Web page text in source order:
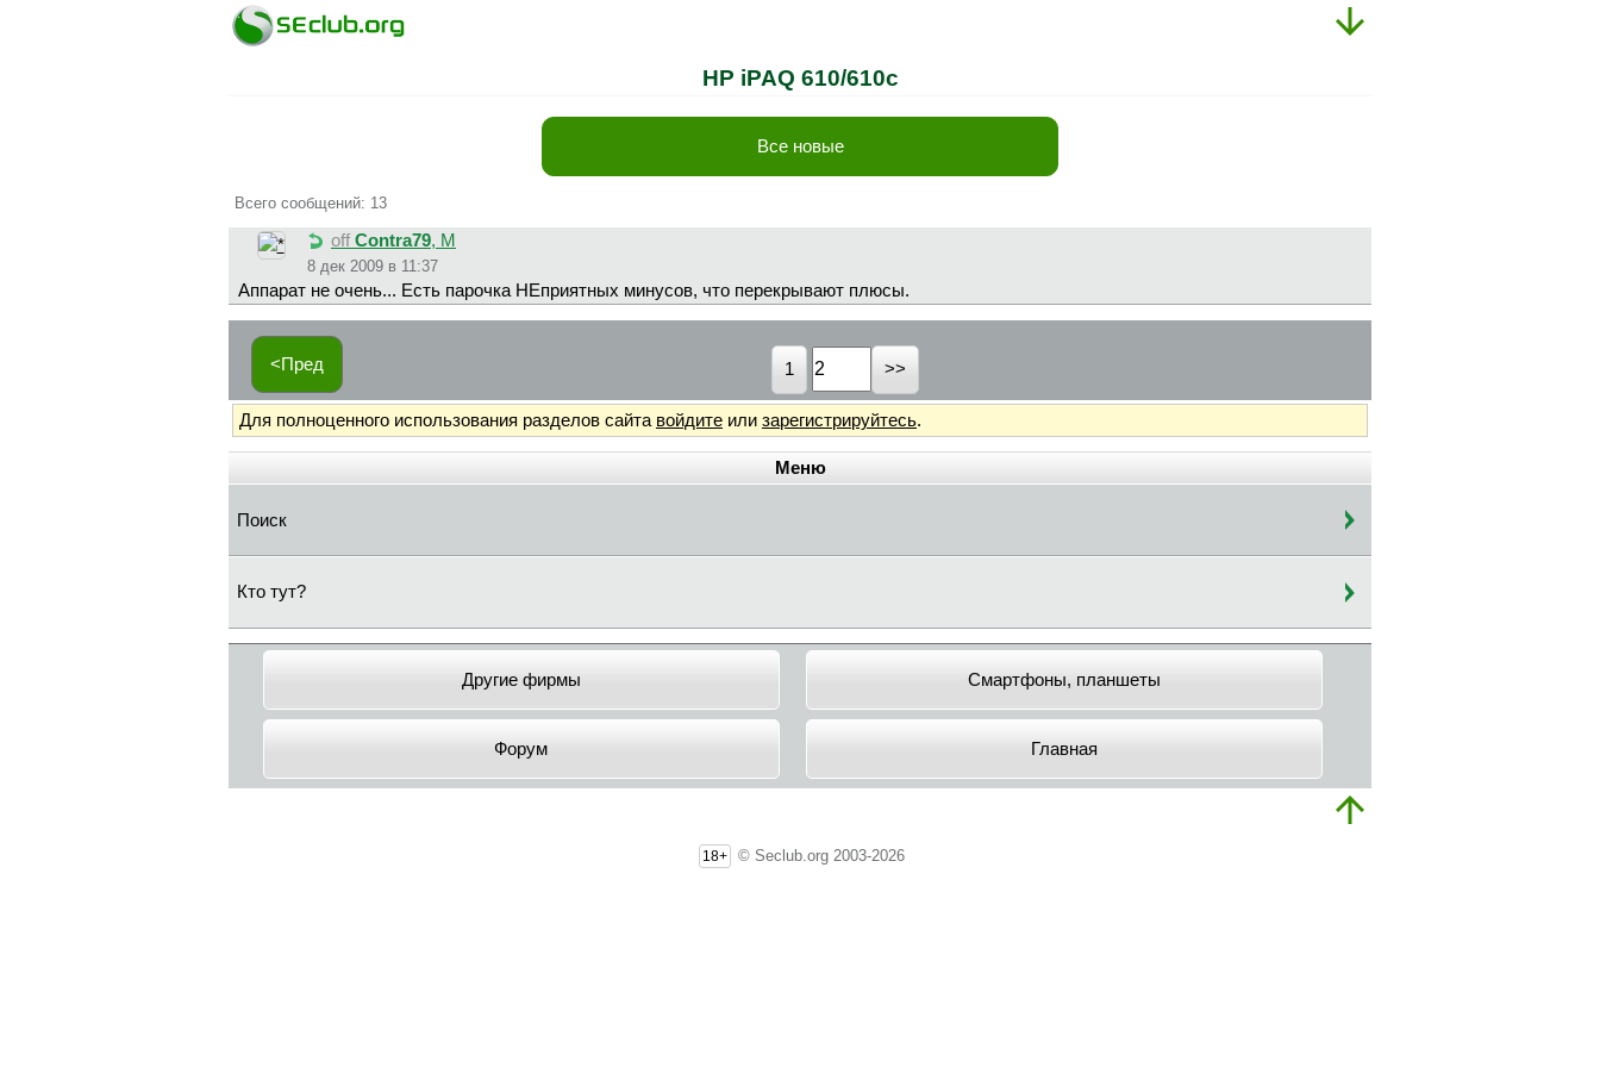
HP iPAQ 610/610c
Все новые
Всего сообщений: 13
off Contra79, М
8 дек 2009 в 11:37
Аппарат не очень... Есть парочка НЕприятных минусов, что перекрывают плюсы.
<Пред 1
Для полноценного использования разделов сайта войдите или зарегистрируйтесь.
Меню
Поиск
Кто тут?
Другие фирмы Смартфоны, планшеты
Форум Главная
18+ © Seclub.org 2003-2026